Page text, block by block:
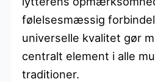
følelsesmæssig
universelle kvalitet gør
centralt element i alle
traditioner.